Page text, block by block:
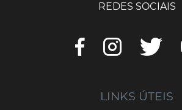
REDES SOCIAIS
LINKS ÚTEIS